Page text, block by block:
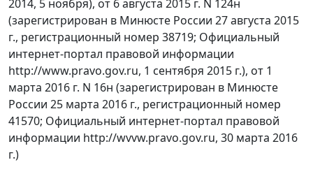
2014, 5 ноября), от 6 августа 2015 г. N 124н
(зарегистрирован в Минюсте России 27 августа 2015
г., регистрационный номер 38719; Официальный
интернет-портал правовой информации
http://www.pravo.gov.ru, 1 сентября 2015 г.), от 1
марта 2016 г. N 16н (зарегистрирован в Минюсте
России 25 марта 2016 г., регистрационный номер
41570; Официальный интернет-портал правовой
информации http://wvvw.pravo.gov.ru, 30 марта 2016
г.)